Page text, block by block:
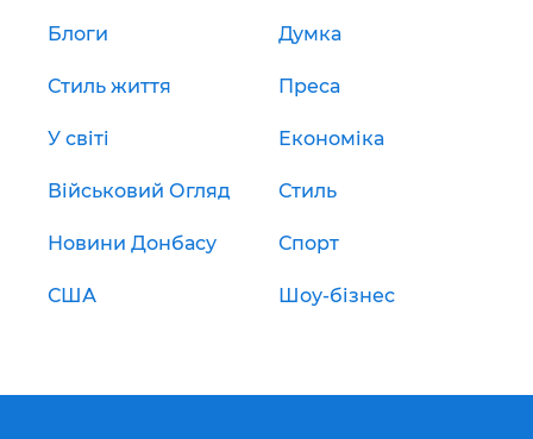
Блоги Думка
Стиль життя Преса
У світі Економіка
Військовий Огляд Стиль
Новини Донбасу Спорт
США Шоу-бізнес